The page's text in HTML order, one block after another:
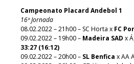
Campeonato Placard Andebol 1
16ª Jornada
08.02.2022 – 21h00 – SC Horta x FC
09.02.2022 – 19h00 – Madeira SAD x
33:27 (16:12)
09.02.2022 – 20h00 – SL Benfica x AA